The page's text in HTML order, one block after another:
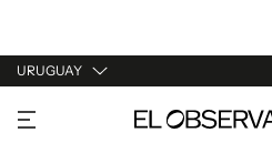
URUGUAY
URUGUAY